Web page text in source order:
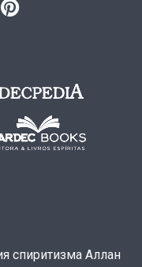
спиритизма Аллан